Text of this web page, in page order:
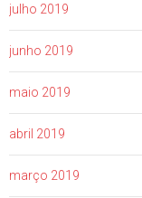
julho 2019
junho 2019
maio 2019
abril 2019
março 2019